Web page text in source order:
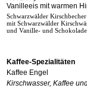
Vanilleeis mit warmen
Schwarzwälder Kirschbecher
mit Schwarzwälder
und Vanille- und
Kaffee-Spezialitäten
Kaffee Engel
Kirschwasser, Kaffee